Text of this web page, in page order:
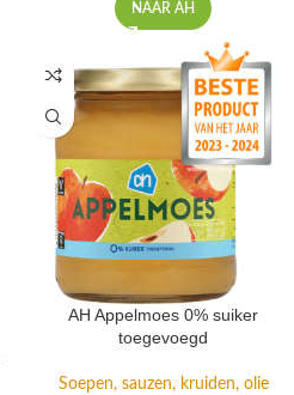
NAAR AH
AH Appelmoes 0% suiker
toegevoegd
Soepen, sauzen, kruiden, olie